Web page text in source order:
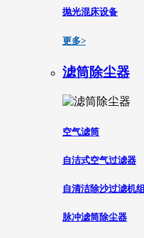
抛光混床设备
更多>
滤筒除尘器
空气滤筒
自洁式空气过滤器
自清洁除沙过滤机组
脉冲滤筒除尘器